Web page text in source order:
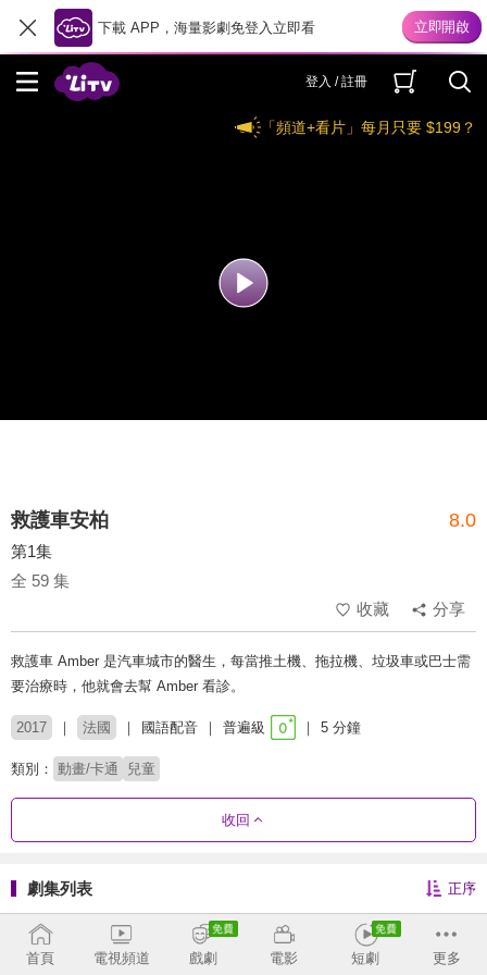
下載 APP，海量影劇免登入立即看
登入 / 註冊
「頻道+看片」每月只要 $199？
救護車安柏 8.0
第1集
全 59 集
收藏
分享
救護車 Amber 是汽車城市的醫生，每當推土機、拖拉機、垃圾車或巴士需
要治療時，他就會去幫 Amber 看診。
2017 法國 國語配音 普遍級 5 分鐘
類別： 動畫/卡通 兒童
收回
劇集列表 正序
全 59 集
首頁 電視頻道 戲劇 電影 短劇 更多